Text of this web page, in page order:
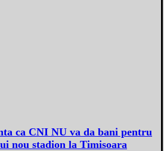
ca CNI NU va da bani pentru
nou stadion la Timisoara